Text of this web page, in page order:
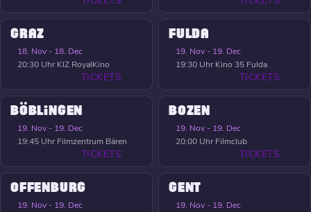
GRAZ
18. Nov - 18. Dec
20:30 Uhr KIZ RoyalKino
TICKETS
FULDA
19. Nov - 19. Dec
19:30 Uhr Kino 35 Fulda
TICKETS
BÖBLINGEN
19. Nov - 19. Dec
19:45 Uhr Filmzentrum Bären
TICKETS
BOZEN
19. Nov - 19. Dec
20:00 Uhr Filmclub
TICKETS
OFFENBURG
19. Nov - 19. Dec
GENT
19. Nov - 19. Dec